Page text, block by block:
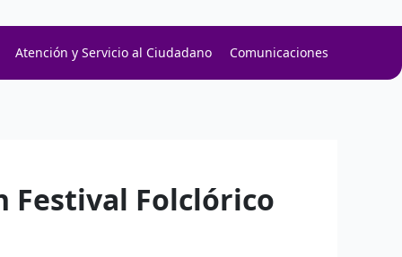
Atención y Servicio al Ciudadano Comunicaciones
Festival Folclórico